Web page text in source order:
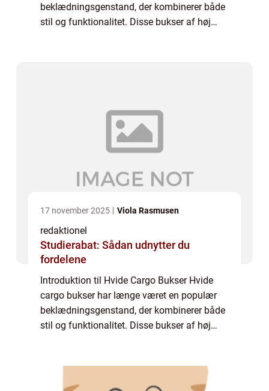
beklædningsgenstand, der kombinerer både
stil og funktionalitet. Disse bukser af høj
17 november 2025 Viola Rasmusen
redaktionel
Studierabat: Sådan udnytter du
fordelene
Introduktion til Hvide Cargo Bukser Hvide
cargo bukser har længe været en populær
beklædningsgenstand, der kombinerer både
stil og funktionalitet. Disse bukser af høj